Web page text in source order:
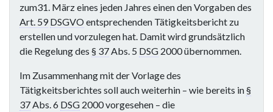
zum31. März eines jeden Jahres einen den Vorgaben des
Art. 59 DSGVOentsprechenden Tätigkeitsbericht zu
erstellen und vorzulegen hat. Damit wird grundsätzlich
die Regelung des § 37 Abs. 5 DSG 2000 übernommen.
Im Zusammenhang mit der Vorlage des
Tätigkeitsberichtes soll auch weiterhin – wie bereits in§
37 Abs. 6 DSG 2000 vorgesehen – die